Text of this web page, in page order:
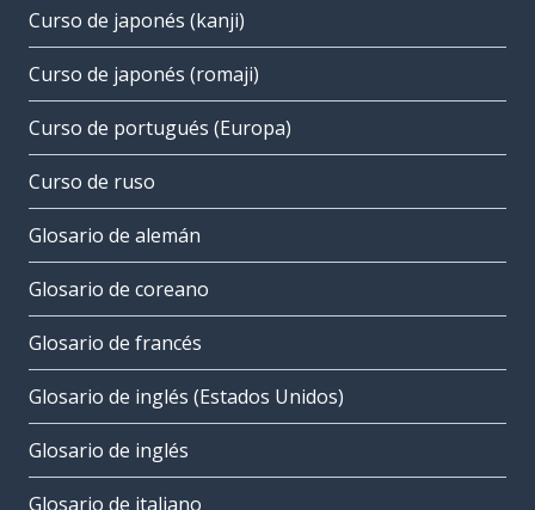
Curso de japonés (kanji)
Curso de japonés (romaji)
Curso de portugués (Europa)
Curso de ruso
Glosario de alemán
Glosario de coreano
Glosario de francés
Glosario de inglés (Estados Unidos)
Glosario de inglés
Glosario de italiano